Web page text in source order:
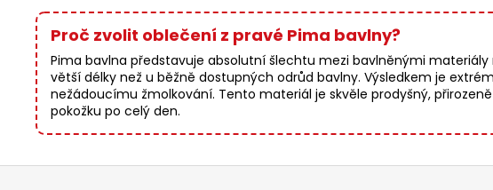
Proč zvolit oblečení z pravé Pima bavlny?
Pima bavlna představuje absolutní šlechtu mezi bavlněnými
větší délky než u běžně dostupných odrůd bavlny. Výsledkem je
nežádoucímu žmolkování. Tento materiál je skvěle prodyšný,
pokožku po celý den.